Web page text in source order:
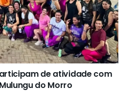
de atividade com
do Morro